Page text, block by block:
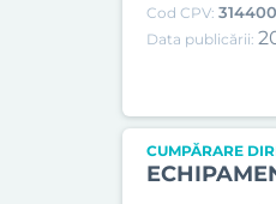
Cod CPV:
Data publicării:
CUMPĂRARE